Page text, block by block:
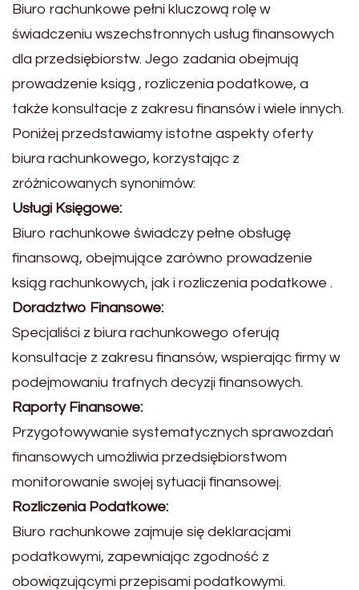
Biuro rachunkowe pełni kluczową rolę w
świadczeniu wszechstronnych usług finansowych
dla przedsiębiorstw. Jego zadania obejmują
prowadzenie ksiąg , rozliczenia podatkowe, a
także konsultacje z zakresu finansów i wiele innych.
Poniżej przedstawiamy istotne aspekty oferty
biura rachunkowego, korzystając z
zróżnicowanych synonimów:
Usługi Księgowe:
Biuro rachunkowe świadczy pełne obsługę
finansową, obejmujące zarówno prowadzenie
ksiąg rachunkowych, jak i rozliczenia podatkowe .
Doradztwo Finansowe:
Specjaliści z biura rachunkowego oferują
konsultacje z zakresu finansów, wspierając firmy w
podejmowaniu trafnych decyzji finansowych.
Raporty Finansowe:
Przygotowywanie systematycznych sprawozdań
finansowych umożliwia przedsiębiorstwom
monitorowanie swojej sytuacji finansowej.
Rozliczenia Podatkowe:
Biuro rachunkowe zajmuje się deklaracjami
podatkowymi, zapewniając zgodność z
obowiązującymi przepisami podatkowymi.